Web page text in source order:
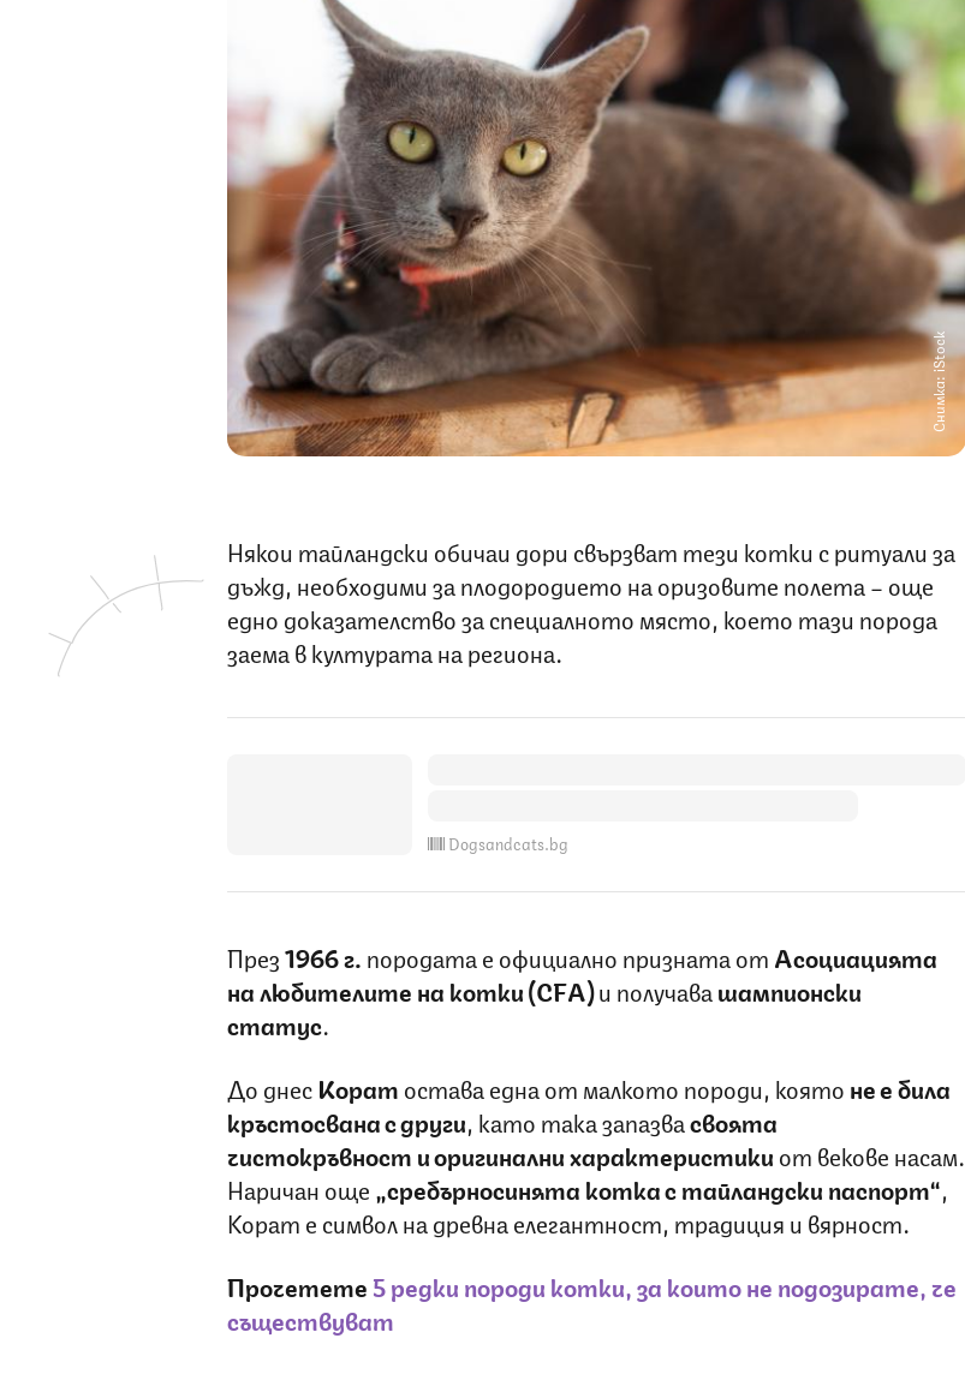
Снимка: iStock
Някои тайландски обичаи дори свързват тези котки с ритуали за
дъжд, необходими за плодородието на оризовите полета – още
едно доказателство за специалното място, което тази порода
заема в културата на региона.
Dogsandcats.bg
През1966 г. породата е официално призната от Асоциацията
на любителите на котки (CFA)и получавашампионски
статус.
До днес Корат остава една от малкото породи, която не е била
кръстосвана с други, като така запазвасвоята
чистокръвност и оригинални характеристики от векове насам.
Наричан още „сребърносинята котка с тайландски паспорт“,
Корат е символ на древна елегантност, традиция и вярност.
Прочетете 5 редки породи котки, за които не подозирате, че
съществуват